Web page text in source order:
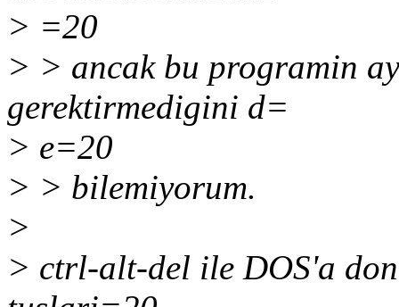
> =20
> > ancak bu programin
gerektirmedigini d=
> e=20
> > bilemiyorum.
>
> ctrl-alt-del ile DOS'a